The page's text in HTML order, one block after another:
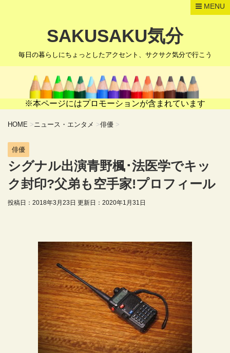
MENU
SAKUSAKU気分
毎日の暮らしにちょっとしたアクセント、サクサク気分で行こう
※本ページにはプロモーションが含まれています
HOME >ニュース・エンタメ >俳優 >
俳優
シグナル出演青野楓･法医学でキッ
ク封印?父弟も空手家!プロフィール
投稿日：2018年3月23日 更新日： 2020年1月31日